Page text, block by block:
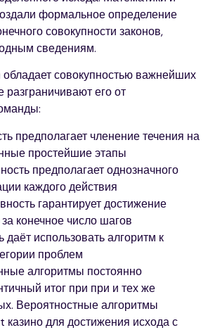
формальное определение
совокупности законов,
сведениям.
совокупностью важнейших
разграничивают его от
предполагает членение течения на
простейшие этапы
предполагает однозначного
каждого действия
гарантирует достижение
за конечное число шагов
даёт использовать алгоритм к
проблем
алгоритмы постоянно
итог при при и тех же
Вероятностные алгоритмы
казино для достижения исхода с